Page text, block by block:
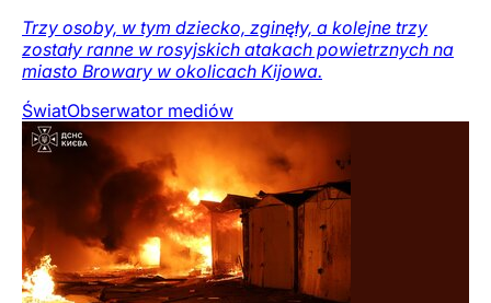
Trzy osoby, w tym dziecko, zginęły, a kolejne trzy
zostały ranne w rosyjskich atakach powietrznych na
miasto Browary w okolicach Kijowa.
ŚwiatObserwator mediów